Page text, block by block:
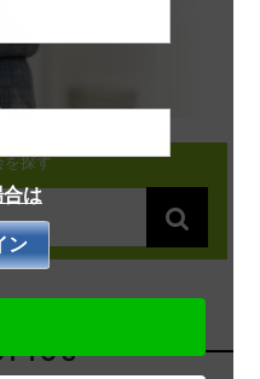
は
を探す
P I C S